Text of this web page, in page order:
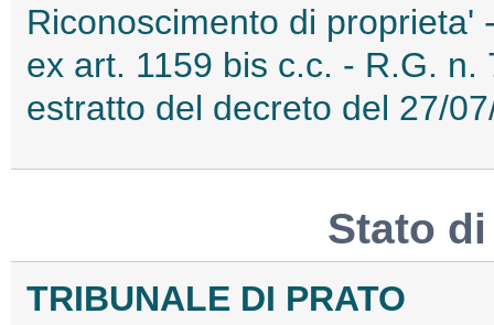
Riconoscimento di proprieta'
ex art. 1159 bis c.c. - R.G.
estratto del decreto del 27/
Stato
TRIBUNALE DI PRATO